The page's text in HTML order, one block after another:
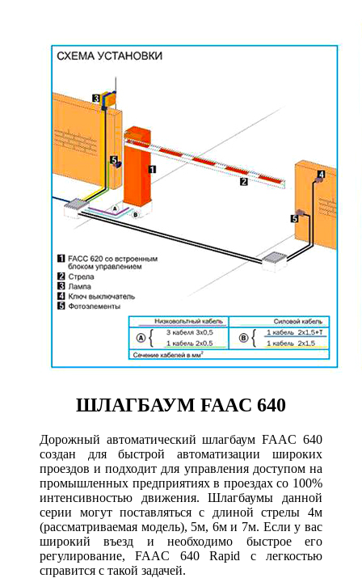
ШЛАГБАУМ FAAC 640
Дорожный автоматический шлагбаум FAAC 640
создан для быстрой автоматизации широких
проездов и подходит для управления доступом на
промышленных предприятиях в проездах со 100%
интенсивностью движения. Шлагбаумы данной
серии могут поставляться с длиной стрелы 4м
(рассматриваемая модель), 5м, 6м и 7м. Если у вас
широкий въезд и необходимо быстрое его
регулирование, FAAC 640 Rapid с легкостью
справится с такой задачей.